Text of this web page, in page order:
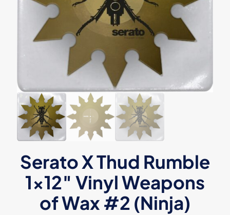
Serato X Thud Rumble
1×12″ Vinyl Weapons
of Wax #2 (Ninja)